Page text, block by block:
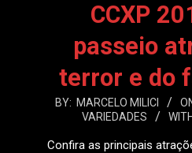
CCXP
passeio
terror e do
2019-
07
BY: MARCELO MILICI
VARIEDADES
Confira as principais